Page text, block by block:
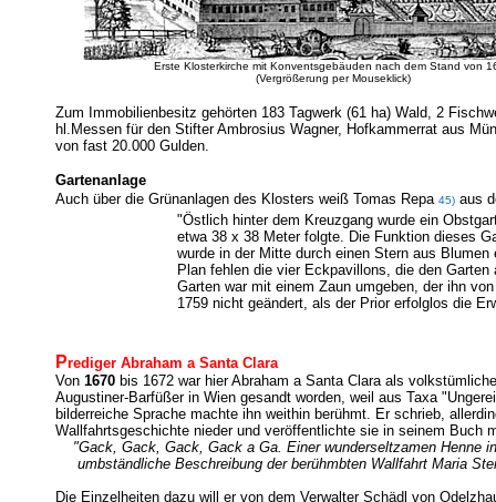
Erste Klosterkirche mit Konventsgebäuden nach dem Stand von
(Vergrößerung per Mouseklick)
Zum Immobilienbesitz gehörten 183 Tagwerk (61 ha) Wald, 2
hl.Messen für den Stifter Ambrosius Wagner, Hofkammerrat aus
von fast 20.000 Gulden.
Gartenanlage
Auch über die Grünanlagen des Klosters weiß Tomas Repa 45) aus
"Östlich hinter dem Kreuzgang wurde ein
etwa 38 x 38 Meter folgte. Die Funktion dieses
wurde in der Mitte durch einen Stern aus
Plan fehlen die vier Eckpavillons, die den
Garten war mit einem Zaun umgeben, der ihn
1759 nicht geändert, als der Prior erfolglos die
Prediger Abraham a Santa Clara
Von 1670bis 1672 war hier Abraham a Santa Clara als
Augustiner-Barfüßer in Wien gesandt worden, weil aus Taxa
bilderreiche Sprache machte ihn weithin berühmt. Er schrieb,
Wallfahrtsgeschichte nieder und veröffentlichte sie in seinem Buch
"Gack, Gack, Gack, Gack a Ga. Einer wunderseltzamen Henne
umbständliche Beschreibung der berühmbten Wallfahrt Maria
Die Einzelheiten dazu will er von dem Verwalter Schädl von